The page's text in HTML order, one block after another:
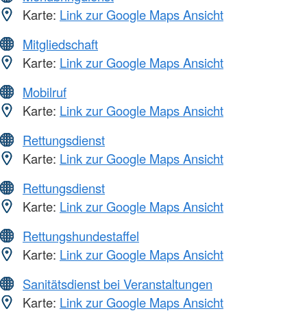
Karte: Link zur Google Maps Ansicht
Mitgliedschaft
Karte: Link zur Google Maps Ansicht
Mobilruf
Karte: Link zur Google Maps Ansicht
Rettungsdienst
Karte: Link zur Google Maps Ansicht
Rettungsdienst
Karte: Link zur Google Maps Ansicht
Rettungshundestaffel
Karte: Link zur Google Maps Ansicht
Sanitätsdienst bei Veranstaltungen
Karte: Link zur Google Maps Ansicht